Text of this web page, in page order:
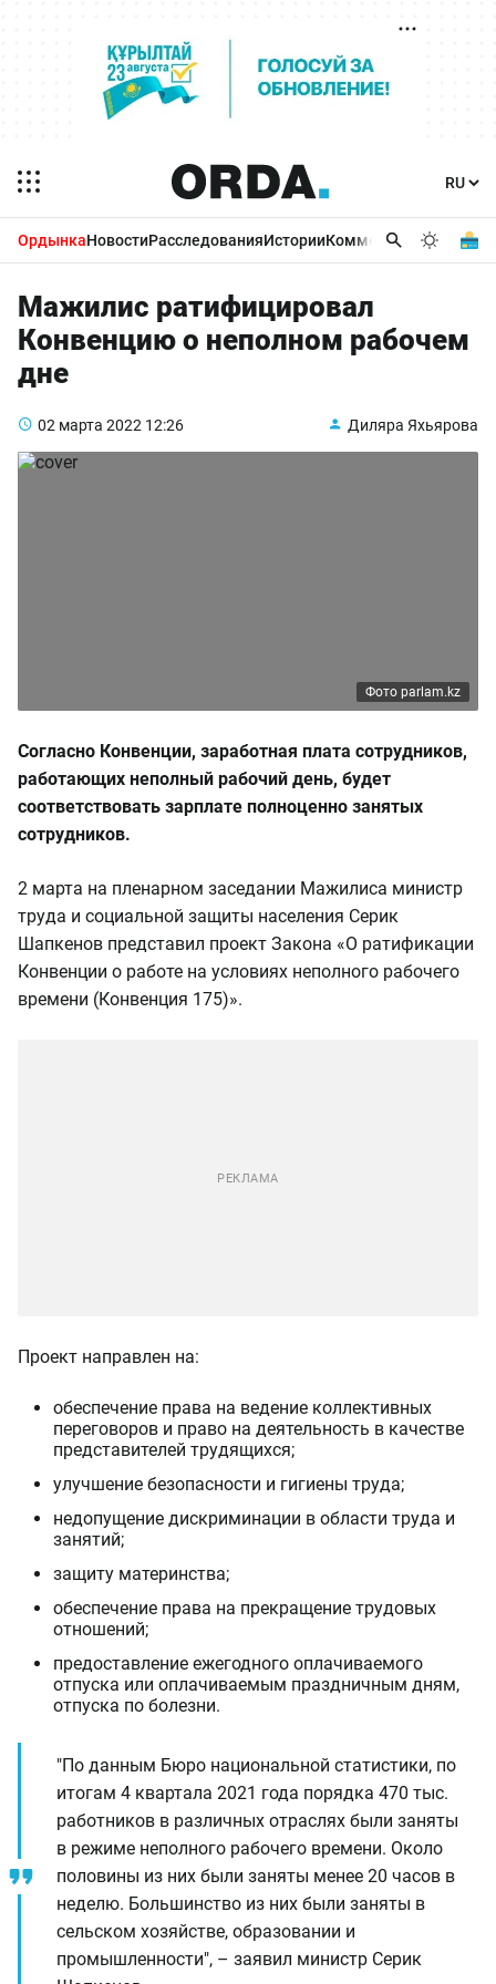
ОрдынкаНовостиРасследованияИсторииКомментарииБизнес
Мажилис ратифицировал
Конвенцию о неполном рабочем
дне
02 марта 2022 12:26 Диляра Яхьярова
Фото parlam.kz
Согласно Конвенции, заработная плата сотрудников,
работающих неполный рабочий день, будет
соответствовать зарплате полноценно занятых
сотрудников.
2 марта на пленарном заседании Мажилиса министр
труда и социальной защиты населения Серик
Шапкенов представил проект Закона «О ратификации
Конвенции о работе на условиях неполного рабочего
времени (Конвенция 175)».
Проект направлен на:
обеспечение права на ведение коллективных
переговоров и право на деятельность в качестве
представителей трудящихся;
улучшение безопасности и гигиены труда;
недопущение дискриминации в области труда и
занятий;
защиту материнства;
обеспечение права на прекращение трудовых
отношений;
предоставление ежегодного оплачиваемого
отпуска или оплачиваемым праздничным дням,
отпуска по болезни.
"По данным Бюро национальной статистики, по
итогам 4 квартала 2021 года порядка 470 тыс.
работников в различных отраслях были заняты
в режиме неполного рабочего времени. Около
половины из них были заняты менее 20 часов в
неделю. Большинство из них были заняты в
сельском хозяйстве, образовании и
промышленности", – заявил министр Серик